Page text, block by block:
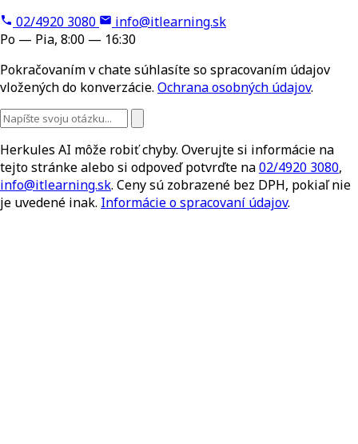
02/4920 3080
info@itlearning.sk
Po — Pia, 8:00 — 16:30
Pokračovaním v chate súhlasíte so spracovaním údajov
vložených do konverzácie. Ochrana osobných údajov.
Herkules AI môže robiť chyby. Overujte si informácie na
tejto stránke alebo si odpoveď potvrďte na02/4920 3080,
info@itlearning.sk. Ceny sú zobrazené bez DPH, pokiaľ nie
je uvedené inak. Informácie o spracovaní údajov.